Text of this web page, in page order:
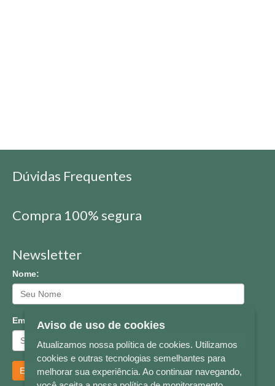
Dúvidas Frequentes
Compra 100% segura
Newsletter
Nome:
Email:
Enviar
Aviso de uso de cookies
Atualizamos nossa política de cookies. Utilizamos
cookies e outras tecnologias semelhantes para
melhorar sua experiência. Ao continuar navegando,